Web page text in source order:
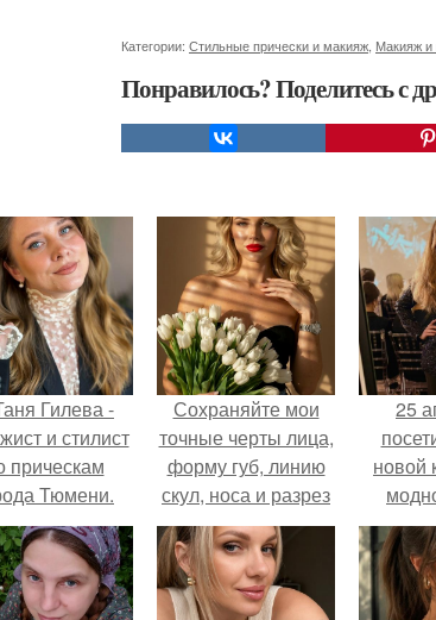
Категории: Стильные прически и макияж Макияж и
Понравилось? Поделитесь с
Гилева -
и стилист
прическам
Тюмени.
Сохраняйте мои
точные черты лица,
форму губ, линию
скул, носа и разрез
глаз.
25
новой